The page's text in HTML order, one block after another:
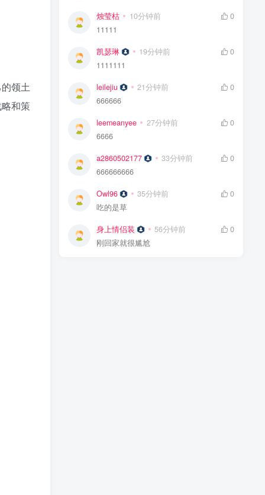
领土
和策
烛莹枯 10分钟前
0
11111
凯瑟琳 19分钟前
0
1111111
leilejiu 21分钟前
0
666666
leemeanyee 27分钟前
0
6666
a2860502177 33分钟前
0
666666666
Owl96 35分钟前
0
吃的是草
身上情侣装 56分钟前
0
刚回家就很尴尬